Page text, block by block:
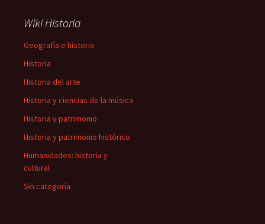
Wiki Historia
Geografía e historia
Historia
Historia del arte
Historia y ciencias de la música
Historia y patrimonio
Historia y patrimonio histórico
Humanidades: historia y
cultural
Sin categoría